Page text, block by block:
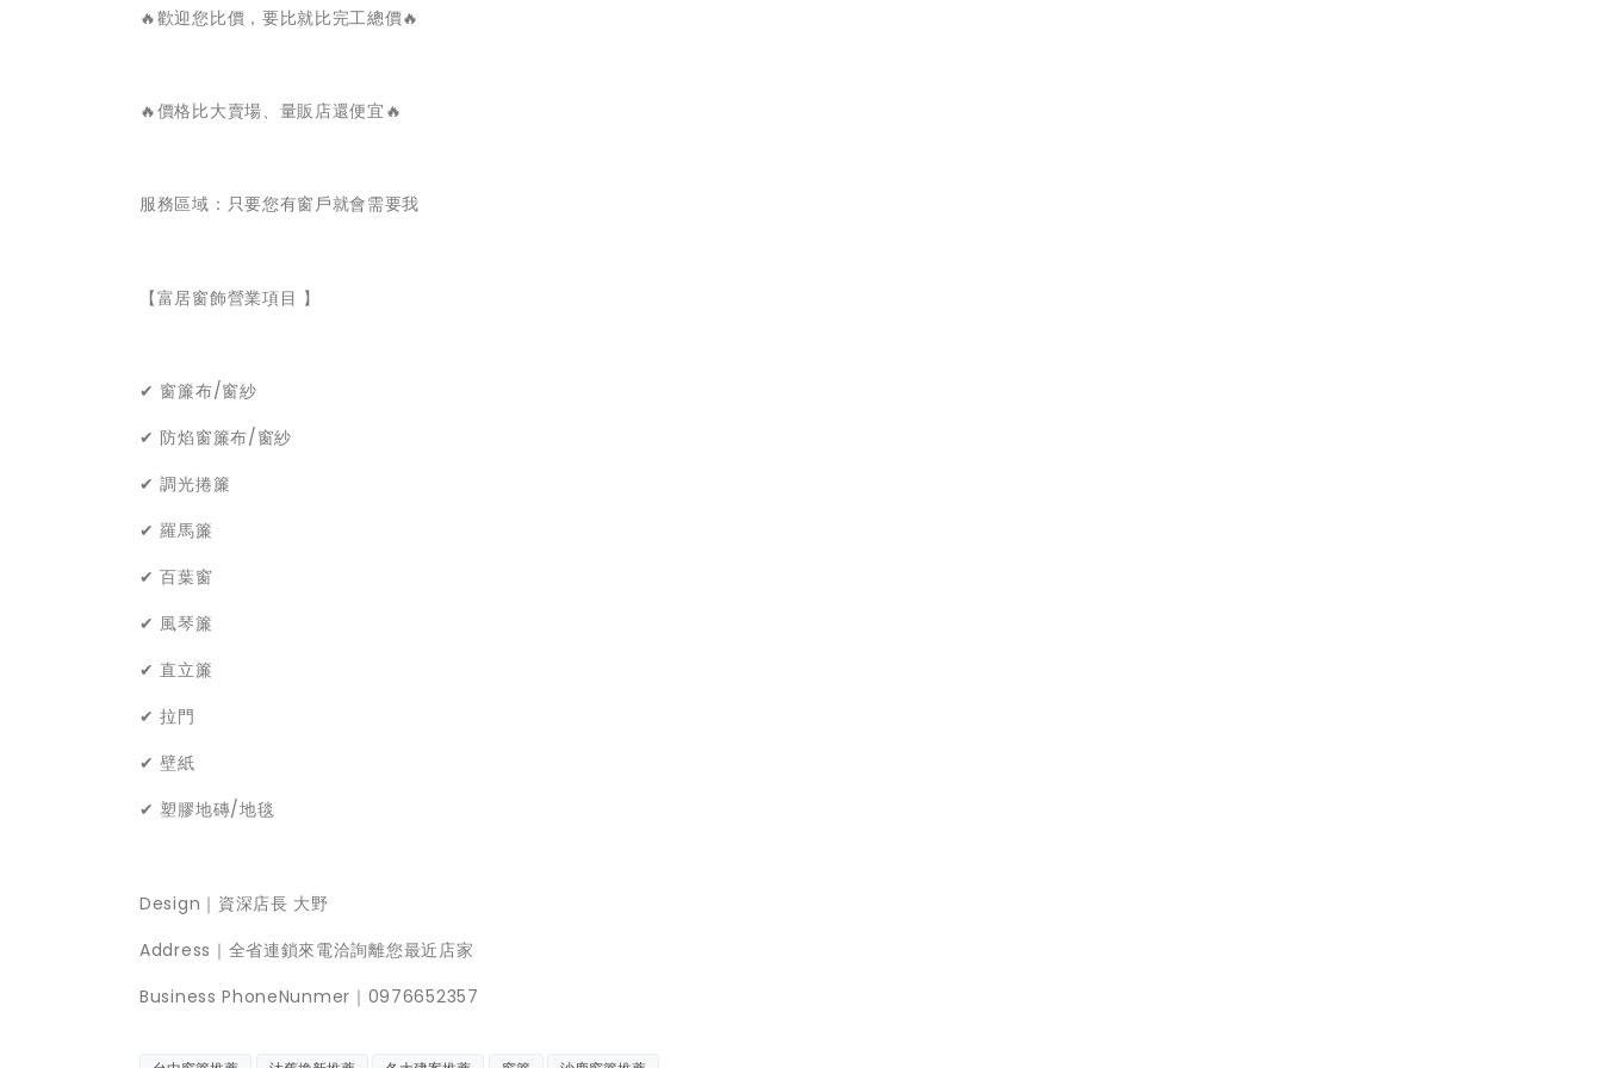
🔥歡迎您比價，要比就比完工總價🔥
🔥價格比大賣場、量販店還便宜🔥
服務區域：只要您有窗戶就會需要我
【富居窗飾營業項目 】
✔ 窗簾布/窗紗
✔ 防焰窗簾布/窗紗
✔ 調光捲簾
✔ 羅馬簾
✔ 百葉窗
✔ 風琴簾
✔ 直立簾
✔ 拉門
✔ 壁紙
✔ 塑膠地磚/地毯
Design｜資深店長 大野
Address｜全省連鎖來電洽詢離您最近店家
Business PhoneNunmer｜0976652357